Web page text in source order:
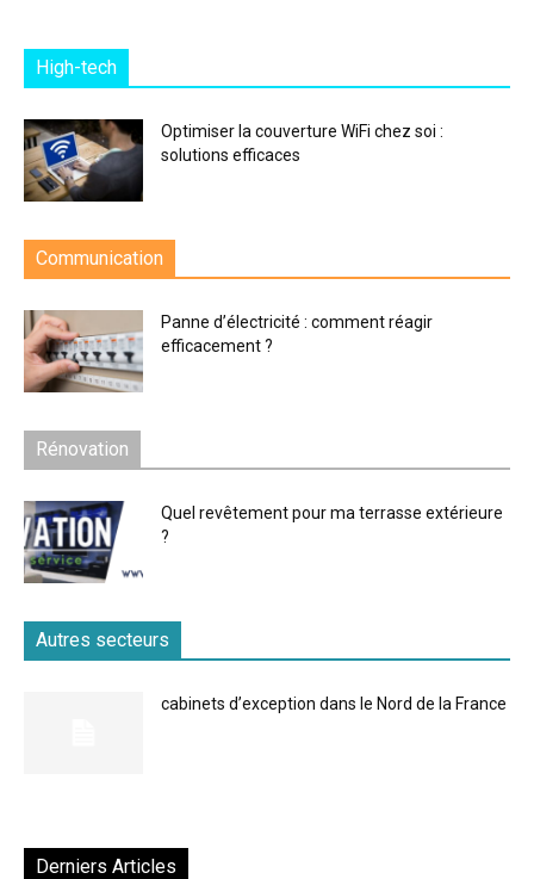
High-tech
Optimiser la couverture WiFi chez soi :
solutions efficaces
Communication
Panne d’électricité : comment réagir
efficacement ?
Rénovation
Quel revêtement pour ma terrasse extérieure
?
Autres secteurs
cabinets d’exception dans le Nord de la France
Derniers Articles